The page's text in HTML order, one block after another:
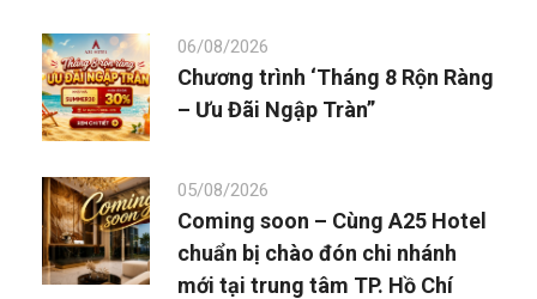
06/08/2026
Chương trình ‘Tháng 8 Rộn Ràng
– Ưu Đãi Ngập Tràn”
05/08/2026
Coming soon – Cùng A25 Hotel
chuẩn bị chào đón chi nhánh
mới tại trung tâm TP. Hồ Chí